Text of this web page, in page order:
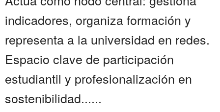
indicadores, organiza formación y
representa a la universidad en redes.
Espacio clave de participación
estudiantil y profesionalización en
sostenibilidad......